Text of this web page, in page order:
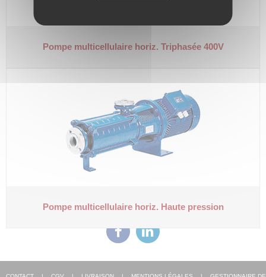
Pompe multicellulaire horiz. Triphasée 400V
Pompe multicellulaire horiz. Haute pression